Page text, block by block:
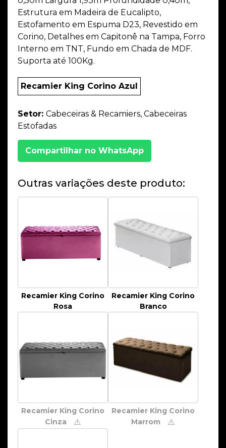
Estrutura em Madeira de Eucalipto,
Estofamento em Espuma D23, Revestido em
Corino, Detalhes em Capitonê na Tampa, Forro
Interno em TNT, Fundo em Chada de MDF.
Suporta até 100Kg.
Recamier King Corino Azul
Setor: Cabeceiras & Recamiers, Cabeceiras
Estofadas
Compartilhar no WhatsApp
Outras variações deste produto:
Recamier King Corino
Rosa
Recamier King Corino
Branco
Recamier King Corino
Cinza
⚠️
Recamier King Corino
Marrom
⚠️